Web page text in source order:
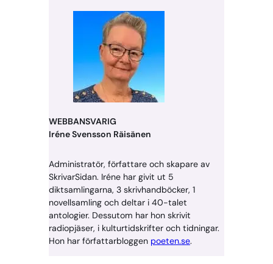
WEBBANSVARIG
Iréne Svensson Räisänen
Administratör, författare och skapare av
SkrivarSidan. Iréne har givit ut 5
diktsamlingarna, 3 skrivhandböcker, 1
novellsamling och deltar i 40-talet
antologier. Dessutom har hon skrivit
radiopjäser, i kulturtidskrifter och tidningar.
Hon har författarbloggen poeten.se.